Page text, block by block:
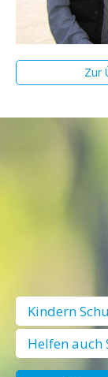
Zur
Kindern
Helfen auch